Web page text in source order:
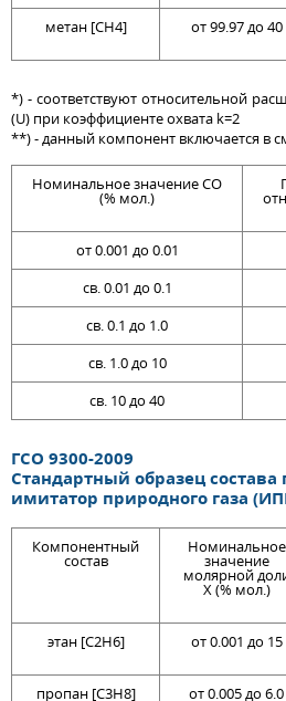
метан [CH4]
от 99.97 до 40
*) - соответствуют относительной
(U) при коэффициенте охвата k=2
**) - данный компонент включается в
Номинальное значение СО
(% мол.)
от 0.001 до 0.01
св. 0.01 до 0.1
св. 0.1 до 1.0
св. 1.0 до 10
св. 10 до 40
ГСО 9300-2009
Стандартный образец состава
имитатор природного газа
Компонентный
состав
Номинальное
значение
молярной
X (% мол.)
этан [C2H6]
от 0.001 до 15
пропан [C3H8]
от 0.005 до 6.0